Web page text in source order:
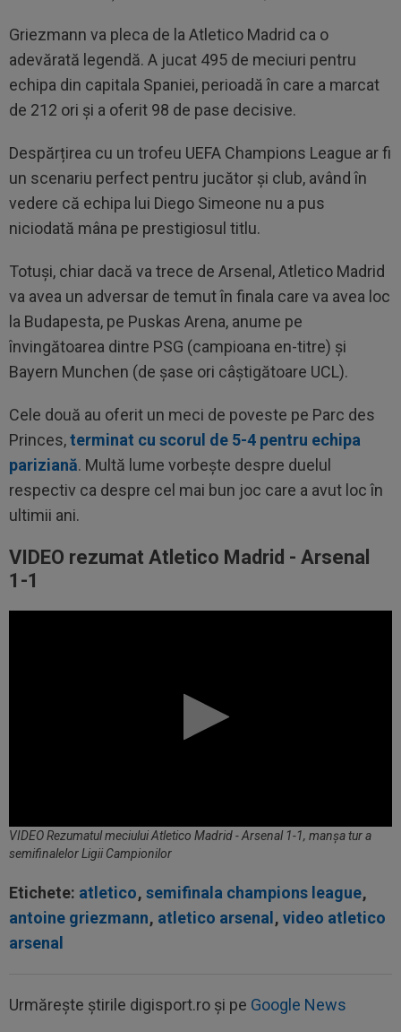
Griezmann va pleca de la Atletico Madrid ca o
adevărată legendă. A jucat 495 de meciuri pentru
echipa din capitala Spaniei, perioadă în care a marcat
de 212 ori și a oferit 98 de pase decisive.
Despărțirea cu un trofeu UEFA Champions League ar fi
un scenariu perfect pentru jucător și club, având în
vedere că echipa lui Diego Simeone nu a pus
niciodată mâna pe prestigiosul titlu.
Totuși, chiar dacă va trece de Arsenal, Atletico Madrid
va avea un adversar de temut în finala care va avea loc
la Budapesta, pe Puskas Arena, anume pe
învingătoarea dintre PSG (campioana en-titre) și
Bayern Munchen (de șase ori câștigătoare UCL).
Cele două au oferit un meci de poveste pe Parc des
Princes,terminat cu scorul de 5-4 pentru echipa
pariziană. Multă lume vorbește despre duelul
respectiv ca despre cel mai bun joc care a avut loc în
ultimii ani.
VIDEO rezumat Atletico Madrid - Arsenal
1-1
VIDEO Rezumatul meciului Atletico Madrid - Arsenal 1-1, manșa tur a
semifinalelor Ligii Campionilor
Etichete: atletico, semifinala champions league,
antoine griezmann, atletico arsenal, video atletico
arsenal
Urmărește știrile digisport.ro și pe Google News